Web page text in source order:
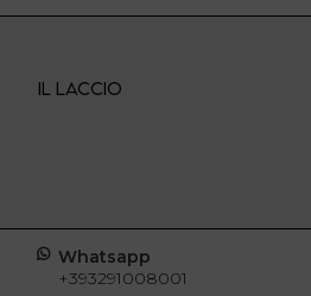
IL LACCIO
Whatsapp
+393291008001